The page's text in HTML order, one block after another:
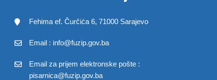
Fehima ef. Čurčića 6, 71000 Sarajevo
Email : info@fuzip.gov.ba
Email za prijem elektronske pošte :
pisarnica@fuzip.gov.ba